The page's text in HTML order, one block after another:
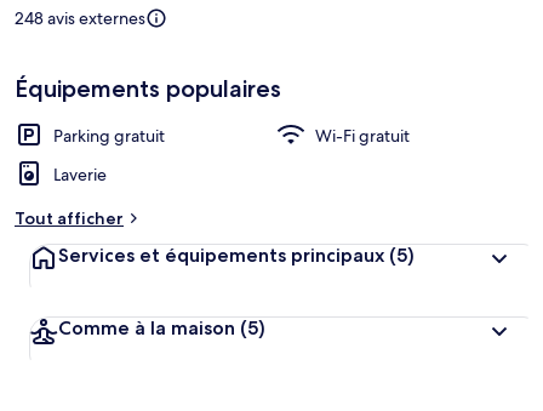
248 avis externes
Équipements populaires
Parking gratuit
Wi-Fi gratuit
Laverie
Tout afficher
Services et équipements principaux (5)
Comme à la maison (5)